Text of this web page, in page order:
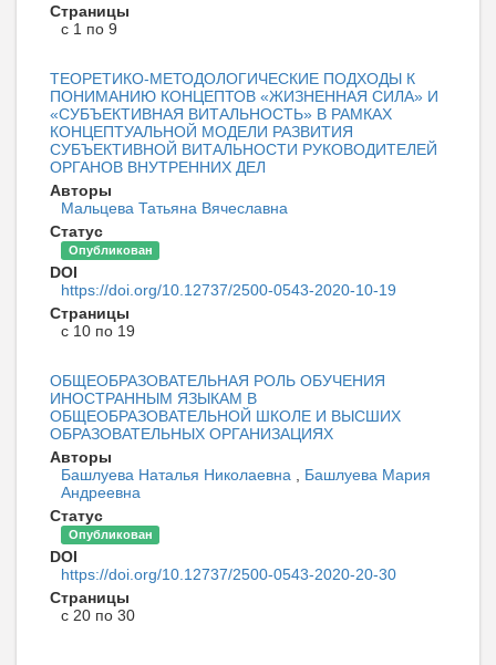
Страницы
с 1 по 9
ТЕОРЕТИКО-МЕТОДОЛОГИЧЕСКИЕ ПОДХОДЫ К
ПОНИМАНИЮ КОНЦЕПТОВ «ЖИЗНЕННАЯ СИЛА» И
«СУБЪЕКТИВНАЯ ВИТАЛЬНОСТЬ» В РАМКАХ
КОНЦЕПТУАЛЬНОЙ МОДЕЛИ РАЗВИТИЯ
СУБЪЕКТИВНОЙ ВИТАЛЬНОСТИ РУКОВОДИТЕЛЕЙ
ОРГАНОВ ВНУТРЕННИХ ДЕЛ
Авторы
Мальцева Татьяна Вячеславна
Статус
Опубликован
DOI
https://doi.org/10.12737/2500-0543-2020-10-19
Страницы
с 10 по 19
ОБЩЕОБРАЗОВАТЕЛЬНАЯ РОЛЬ ОБУЧЕНИЯ
ИНОСТРАННЫМ ЯЗЫКАМ В
ОБЩЕОБРАЗОВАТЕЛЬНОЙ ШКОЛЕ И ВЫСШИХ
ОБРАЗОВАТЕЛЬНЫХ ОРГАНИЗАЦИЯХ
Авторы
Башлуева Наталья Николаевна
Башлуева Мария
Андреевна
Статус
Опубликован
DOI
https://doi.org/10.12737/2500-0543-2020-20-30
Страницы
с 20 по 30